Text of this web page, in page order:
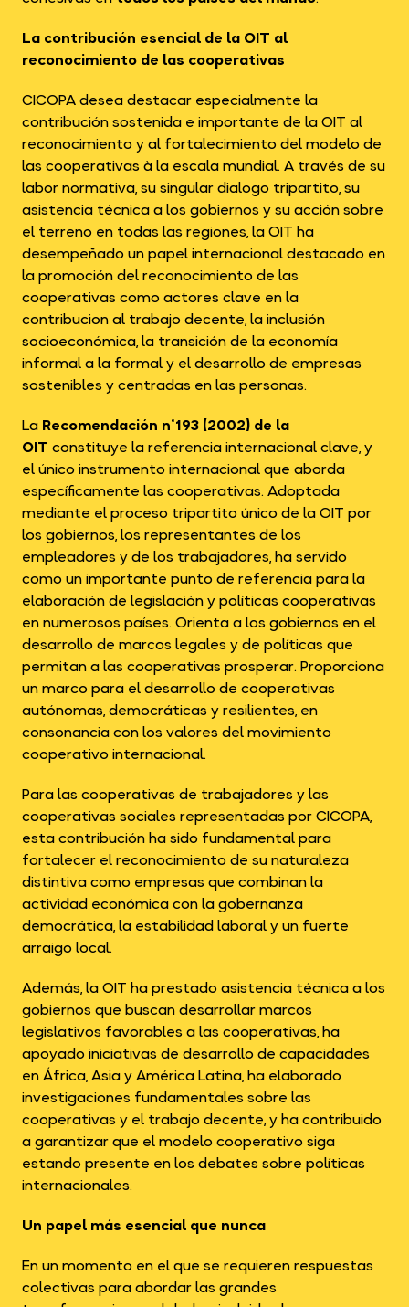
La contribución esencial de la OIT al
reconocimiento de las cooperativas
CICOPA desea destacar especialmente la
contribución sostenida e importante de la OIT al
reconocimiento y al fortalecimiento del modelo de
las cooperativas à la escala mundial. A través de su
labor normativa, su singular dialogo tripartito, su
asistencia técnica a los gobiernos y su acción sobre
el terreno en todas las regiones, la OIT ha
desempeñado un papel internacional destacado en
la promoción del reconocimiento de las
cooperativas como actores clave en la
contribucion al trabajo decente, la inclusión
socioeconómica, la transición de la economía
informal a la formal y el desarrollo de empresas
sostenibles y centradas en las personas.
LaRecomendación n°193 (2002) de la
OITconstituye la referencia internacional clave, y
el único instrumento internacional que aborda
específicamente las cooperativas. Adoptada
mediante el proceso tripartito único de la OIT por
los gobiernos, los representantes de los
empleadores y de los trabajadores, ha servido
como un importante punto de referencia para la
elaboración de legislación y políticas cooperativas
en numerosos países. Orienta a los gobiernos en el
desarrollo de marcos legales y de políticas que
permitan a las cooperativas prosperar. Proporciona
un marco para el desarrollo de cooperativas
autónomas, democráticas y resilientes, en
consonancia con los valores del movimiento
cooperativo internacional.
Para las cooperativas de trabajadores y las
cooperativas sociales representadas por CICOPA,
esta contribución ha sido fundamental para
fortalecer el reconocimiento de su naturaleza
distintiva como empresas que combinan la
actividad económica con la gobernanza
democrática, la estabilidad laboral y un fuerte
arraigo local.
Además, la OIT ha prestado asistencia técnica a los
gobiernos que buscan desarrollar marcos
legislativos favorables a las cooperativas, ha
apoyado iniciativas de desarrollo de capacidades
en África, Asia y América Latina, ha elaborado
investigaciones fundamentales sobre las
cooperativas y el trabajo decente, y ha contribuido
a garantizar que el modelo cooperativo siga
estando presente en los debates sobre políticas
internacionales.
Un papel más esencial que nunca
En un momento en el que se requieren respuestas
colectivas para abordar las grandes